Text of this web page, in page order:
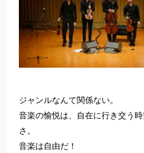
ジャンルなんて関係ない。
音楽の愉悦は、自在に行き交う
さ。
音楽は自由だ！